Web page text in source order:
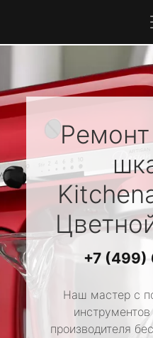
+7
Наш мастер с
производителя